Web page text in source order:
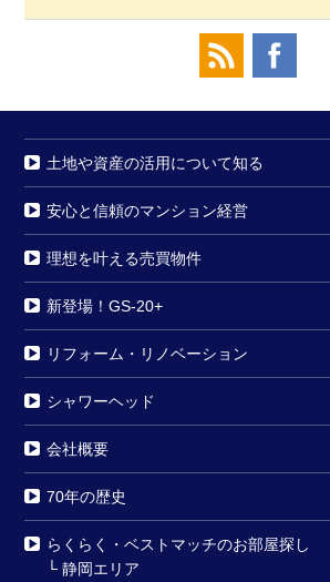
土地や資産の活用について知る
安心と信頼のマンション経営
理想を叶える売買物件
新登場！GS-20+
リフォーム・リノベーション
シャワーヘッド
会社概要
70年の歴史
らくらく・ベストマッチのお部屋探し
└静岡エリア